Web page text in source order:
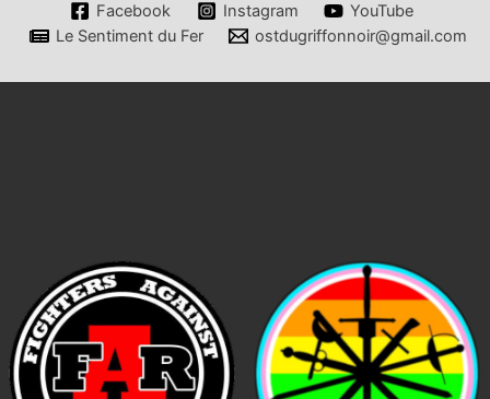
Facebook Instagram
YouTube
Le Sentiment du Fer
ostdugriffonnoir@gmail.com